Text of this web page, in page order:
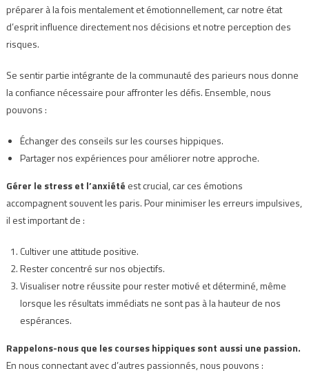
préparer à la fois mentalement et émotionnellement, car notre état
d’esprit influence directement nos décisions et notre perception des
risques.
Se sentir partie intégrante de la communauté des parieurs nous donne
la confiance nécessaire pour affronter les défis. Ensemble, nous
pouvons :
Échanger des conseils sur les courses hippiques.
Partager nos expériences pour améliorer notre approche.
Gérer le stress et l’anxiété est crucial, car ces émotions
accompagnent souvent les paris. Pour minimiser les erreurs impulsives,
il est important de :
Cultiver une attitude positive.
Rester concentré sur nos objectifs.
Visualiser notre réussite pour rester motivé et déterminé, même
lorsque les résultats immédiats ne sont pas à la hauteur de nos
espérances.
Rappelons-nous que les courses hippiques sont aussi une passion.
En nous connectant avec d’autres passionnés, nous pouvons :